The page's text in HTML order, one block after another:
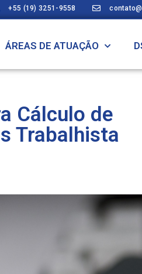
+55 (19) 3251-9558
ÁREAS DE ATUAÇÃO
Cálculo de
Trabalhista